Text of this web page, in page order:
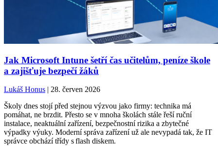
Jak Microsoft Intune šetří čas učitelům, peníze škole
a zajišťuje bezpečí žáků
Lukáš Honus | 28. červen 2026
Školy dnes stojí před stejnou výzvou jako firmy: technika má
pomáhat, ne brzdit. Přesto se v mnoha školách stále řeší ruční
instalace, neaktuální zařízení, bezpečnostní rizika a zbytečné
výpadky výuky. Moderní správa zařízení už ale nevypadá tak, že IT
správce obchází třídy s flash diskem.